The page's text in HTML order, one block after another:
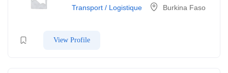
Transport / Logistique Burkina Faso
View Profile